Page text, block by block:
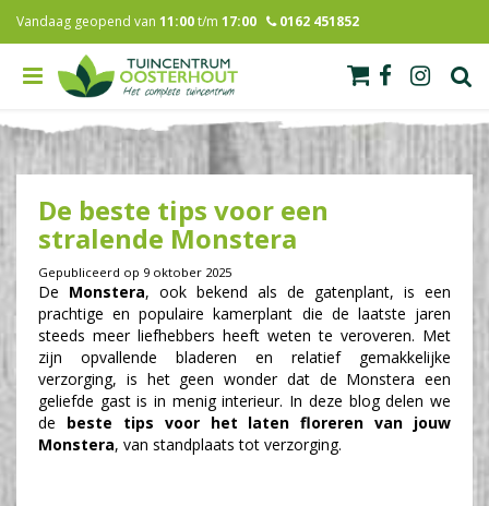
t
n
Vandaag geopend van 11:00t/m 17:00 0162 451852
De beste tips voor een
stralende Monstera
Gepubliceerd op 9 oktober 2025
De Monstera, ook bekend als de gatenplant, is een
prachtige en populaire kamerplant die de laatste jaren
steeds meer liefhebbers heeft weten te veroveren. Met
zijn opvallende bladeren en relatief gemakkelijke
verzorging, is het geen wonder dat de Monstera een
geliefde gast is in menig interieur. In deze blog delen we
de beste tips voor het laten floreren van jouw
Monstera, van standplaats tot verzorging.